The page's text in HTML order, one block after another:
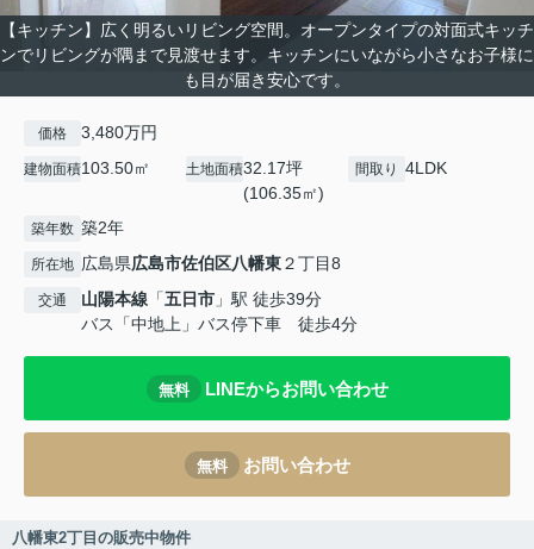
【キッチン】広く明るいリビング空間。オープンタイプの対面式キッチ
ンでリビングが隅まで見渡せます。キッチンにいながら小さなお子様に
も目が届き安心です。
価格 3,480万円
建物面積103.50㎡ 土地面積32.17坪
(106.35㎡)
間取り 4LDK
築年数 築2年
所在地 広島県広島市佐伯区八幡東２丁目8
交通 山陽本線 「五日市 」駅 徒歩39分
バス「中地上」バス停下車 徒歩4分
無料 LINEからお問い合わせ
無料 お問い合わせ
八幡東2丁目の販売中物件